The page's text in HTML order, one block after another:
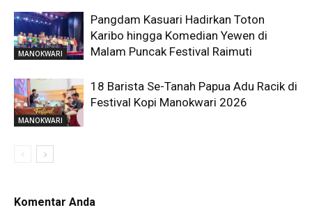
MANOKWARI
Pangdam Kasuari Hadirkan Toton
Karibo hingga Komedian Yewen di
Malam Puncak Festival Raimuti
MANOKWARI
18 Barista Se-Tanah Papua Adu Racik di
Festival Kopi Manokwari 2026
Komentar Anda